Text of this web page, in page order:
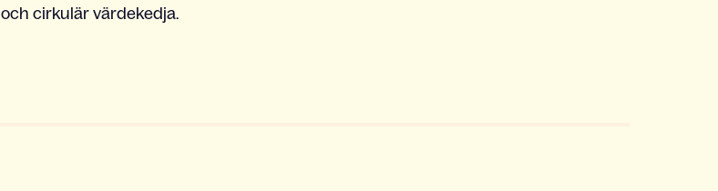
och cirkulär värdekedja.